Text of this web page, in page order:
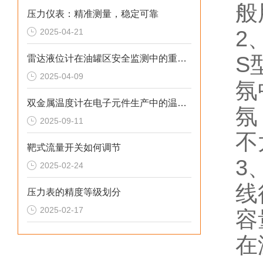
压力仪表：精准测量，稳定可靠
2025-04-21
雷达液位计在油罐区安全监测中的重要作用
2025-04-09
双金属温度计在电子元件生产中的温度控制要点解析
2025-09-11
靶式流量开关如何调节
2025-02-24
压力表的精度等级划分
2025-02-17
2
S
3
线
在